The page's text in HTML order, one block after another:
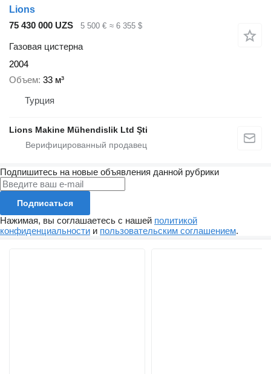
Lions
75 430 000 UZS
5 500 € ≈ 6 355 $
Газовая цистерна
2004
Объем 33 м³
Турция
Lions Makine Mühendislik Ltd Şti
Подпишитесь на новые объявления данной рубрики
Подписаться
Нажимая, вы соглашаетесь с нашей политикой
конфиденциальности и пользовательским соглашением.